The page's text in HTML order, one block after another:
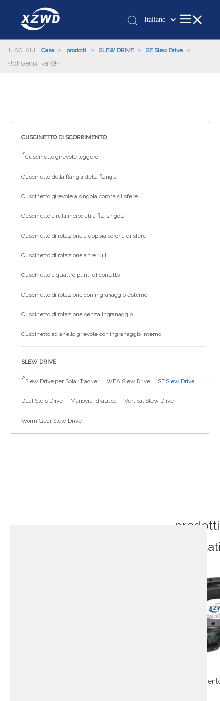
Italiano
românesc
Deutsch
Tu sei qui: Casa » prodotti » SLEW DRIVE » SE Slew Drive
»
~!phoenix_var0!~
CUSCINETTO DI SCORRIMENTO
>
Cuscinetto girevole leggero
Cuscinetto della flangia della flangia
Cuscinetto girevole a singola corona di sfere
Cuscinetto a rulli incrociati a fila singola
Cuscinetto di rotazione a doppia corona di sfere
Cuscinetto di rotazione a tre rulli
Cuscinetto a quattro punti di contatto
Cuscinetto di rotazione con ingranaggio esterno
Cuscinetto di rotazione senza ingranaggio
Cuscinetto ad anello girevole con ingranaggio interno
SLEW DRIVE
>
Slew Drive per Solar Tracker WEA Slew Drive SE Slew Drive
Dual Sleis Drive Manovra idraulica Vertical Slew Drive
Worm Gear Slew Drive
prodotti
correlati